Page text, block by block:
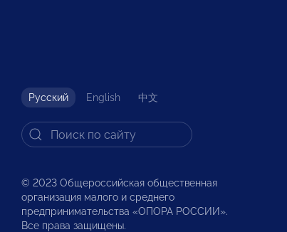
Русский English 中文
© 2023 Общероссийская общественная
организация малого и среднего
предпринимательства «ОПОРА РОССИИ».
Все права защищены.